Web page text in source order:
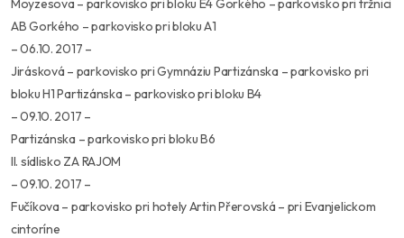
Moyzesova – parkovisko pri bloku E4 Gorkého – parkovisko pri tržnici
AB Gorkého – parkovisko pri bloku A1
– 06.10. 2017 –
Jirásková – parkovisko pri Gymnáziu Partizánska – parkovisko pri
bloku H1 Partizánska – parkovisko pri bloku B4
– 09.10. 2017 –
Partizánska – parkovisko pri bloku B6
II. sídlisko ZA RAJOM
– 09.10. 2017 –
Fučíkova – parkovisko pri hotely Artin Přerovská – pri Evanjelickom
cintoríne